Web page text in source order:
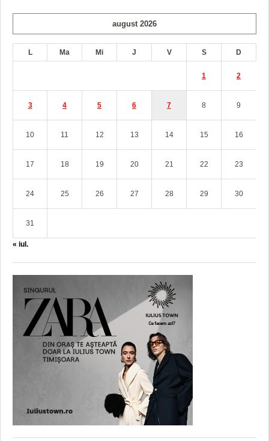
august 2026
L Ma Mi J V S D
1 2
3 4 5 6 7 8 9
10 11 12 13 14 15 16
17 18 19 20 21 22 23
24 25 26 27 28 29 30
31
« iul.